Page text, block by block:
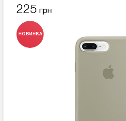
225 грн
НОВИНКА